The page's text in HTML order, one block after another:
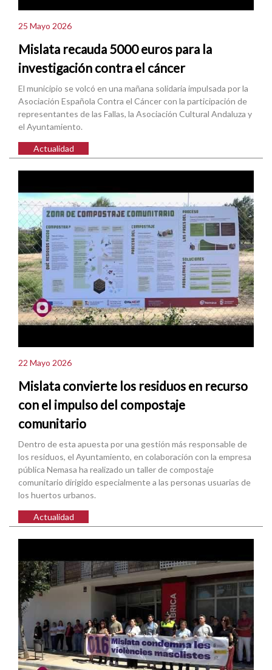
25 Mayo 2026
Mislata recauda 5000 euros para la
investigación contra el cáncer
El municipio se volcó en una mañana solidaria impulsada por la
Asociación Española Contra el Cáncer con la participación de
representantes de las Fallas, la Asociación Cultural Andaluza y
el Ayuntamiento.
Actualidad
22 Mayo 2026
Mislata convierte los residuos en recurso
con el impulso del compostaje
comunitario
Dentro de esta apuesta por una gestión más responsable de
los residuos, el Ayuntamiento, en colaboración con la empresa
pública Nemasa ha realizado un taller de compostaje
comunitario dirigido especialmente a las personas usuarias de
los huertos urbanos.
Actualidad